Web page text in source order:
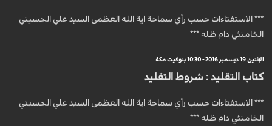
*** الاستفتاءات حسب رأي سماحة اية الله العظمى السيد علي الحسيني
الخامنئي دام ظله ***
الإثنين 19 ديسمبر 2016 - 10:30 بتوقيت مكة
كتاب التقليد : شروط التقليد
*** الاستفتاءات حسب رأي سماحة اية الله العظمى السيد علي الحسيني
الخامنئي دام ظله ***